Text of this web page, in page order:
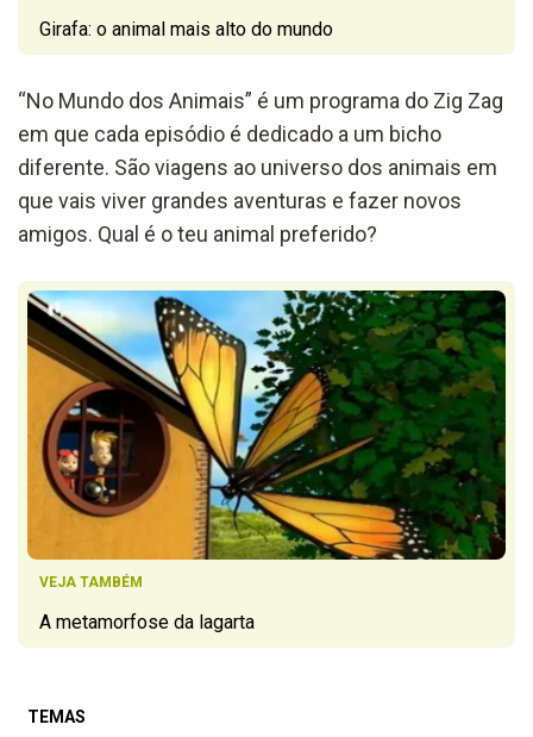
Girafa: o animal mais alto do mundo
“No Mundo dos Animais” é um programa do Zig Zag
em que cada episódio é dedicado a um bicho
diferente. São viagens ao universo dos animais em
que vais viver grandes aventuras e fazer novos
amigos. Qual é o teu animal preferido?
VEJA TAMBÉM
A metamorfose da lagarta
TEMAS